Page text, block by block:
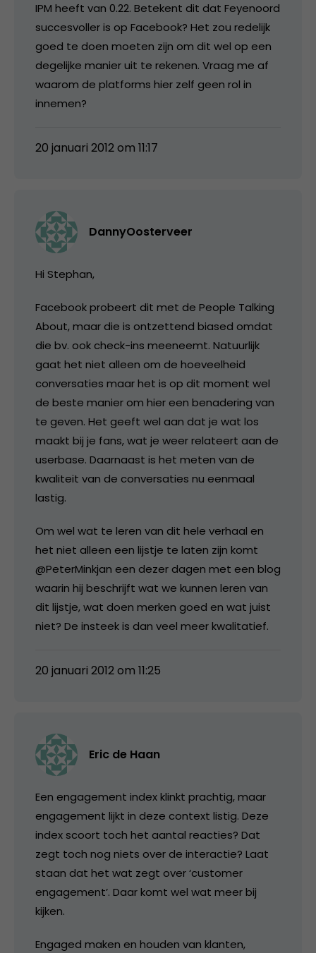
IPM heeft van 0.22. Betekent dit dat Feyenoord
succesvoller is op Facebook? Het zou redelijk
goed te doen moeten zijn om dit wel op een
degelijke manier uit te rekenen. Vraag me af
waarom de platforms hier zelf geen rol in
innemen?
20 januari 2012 om 11:17
DannyOosterveer
Hi Stephan,
Facebook probeert dit met de People Talking
About, maar die is ontzettend biased omdat
die bv. ook check-ins meeneemt. Natuurlijk
gaat het niet alleen om de hoeveelheid
conversaties maar het is op dit moment wel
de beste manier om hier een benadering van
te geven. Het geeft wel aan dat je wat los
maakt bij je fans, wat je weer relateert aan de
userbase. Daarnaast is het meten van de
kwaliteit van de conversaties nu eenmaal
lastig.
Om wel wat te leren van dit hele verhaal en
het niet alleen een lijstje te laten zijn komt
@PeterMinkjan een dezer dagen met een blog
waarin hij beschrijft wat we kunnen leren van
dit lijstje, wat doen merken goed en wat juist
niet? De insteek is dan veel meer kwalitatief.
20 januari 2012 om 11:25
Eric de Haan
Een engagement index klinkt prachtig, maar
engagement lijkt in deze context listig. Deze
index scoort toch het aantal reacties? Dat
zegt toch nog niets over de interactie? Laat
staan dat het wat zegt over ‘customer
engagement’. Daar komt wel wat meer bij
kijken.
Engaged maken en houden van klanten,